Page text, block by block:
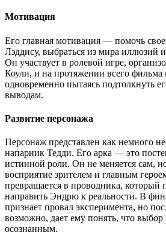
Мотивация
Его главная мотивация — помочь
Лэддису, выбраться из мира иллюзий
Он участвует в ролевой игре,
Коули, и на протяжении всего фильма
одновременно пытаясь подтолкнуть
выводам.
Развитие персонажа
Персонаж представлен как немного
напарник Тедди. Его арка — это
истинной роли. Он не меняется сам,
восприятие зрителем и главным
превращается в проводника, который
направить Эндрю к реальности. В
признает провал эксперимента, но
возможно, дает ему понять, что
осознанным.